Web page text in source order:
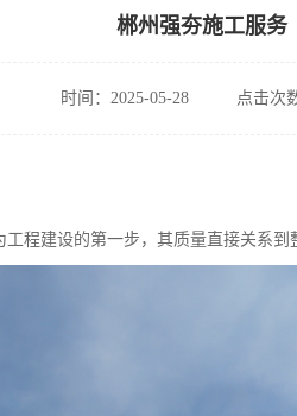
郴州强夯施工服务
时间：2025-05-28 点击次
程建设的第一步，其质量直接关系到